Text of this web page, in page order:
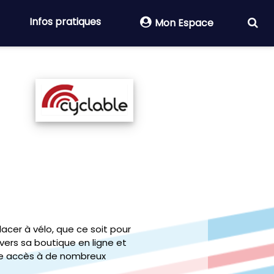
Infos pratiques Mon Espace
à vélo, que ce soit pour
sa boutique en ligne et
accès à de nombreux